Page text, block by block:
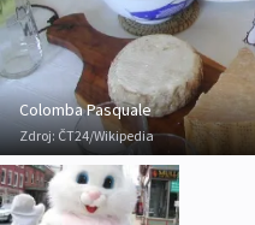
Colomba Pasquale
Zdroj:ČT24/Wikipedia